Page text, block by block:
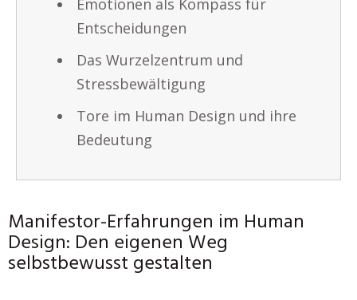
Emotionen als Kompass für
Entscheidungen
Das Wurzelzentrum und
Stressbewältigung
Tore im Human Design und ihre
Bedeutung
Manifestor-Erfahrungen im Human
Design: Den eigenen Weg
selbstbewusst gestalten